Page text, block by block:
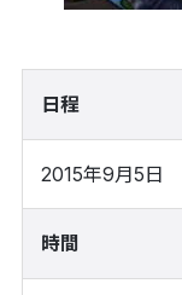
日程
2015年9月5日
時間